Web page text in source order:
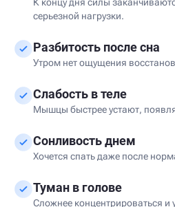
серьезной нагрузки.
Разбитость после сна
Утром нет ощущения
Слабость в теле
Мышцы быстрее устают,
Сонливость днем
Хочется спать даже после
Туман в голове
Сложнее концентрироваться и